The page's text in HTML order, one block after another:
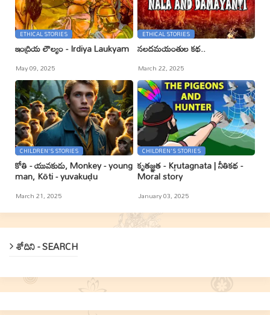
ETHICAL STORIES
ఇంద్రియ లౌల్యం - Irdiya Laukyam
May 09, 2025
ETHICAL STORIES
నలదమయంతుల కథ..
March 22, 2025
CHILDREN'S STORIES
కోతి - యువకుడు, Monkey - young
man, Kōti - yuvakuḍu
March 21, 2025
CHILDREN'S STORIES
కృతజ్ఞత - Kr̥utagnata | నీతికథ -
Moral story
January 03, 2025
శోదిని - SEARCH